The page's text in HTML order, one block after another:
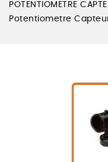
POTENTIOMETRE
Potentiometre